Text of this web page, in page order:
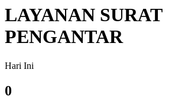
LAYANAN SURAT
PENGANTAR
Hari Ini
0